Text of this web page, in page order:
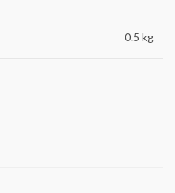
0.5 kg